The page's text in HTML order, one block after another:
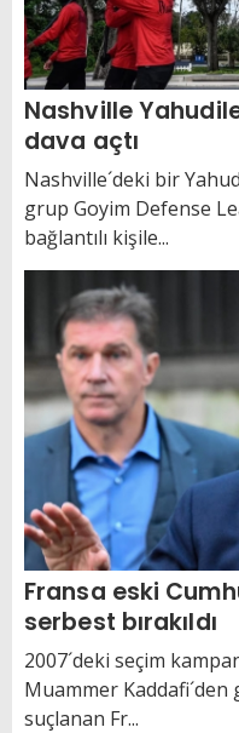
Nashville
dava açtı
Nashville´deki bir
grup Goyim Defense
bağlantılı kişile...
Fransa eski
serbest bırakıldı
2007´deki seçim
Muammer
suçlanan Fr...